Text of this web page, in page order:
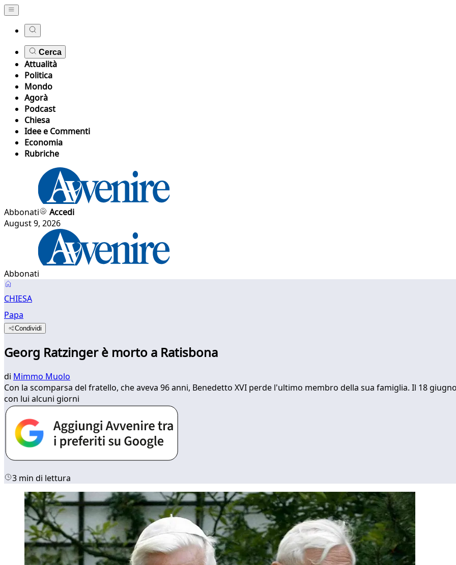
Cerca
Attualità
Politica
Mondo
Agorà
Podcast
Chiesa
Idee e Commenti
Economia
Rubriche
Abbonati
Accedi
August 9, 2026
Abbonati
CHIESA
Papa
Condividi
Georg Ratzinger è morto a Ratisbona
di Mimmo Muolo
Con la scomparsa del fratello, che aveva 96 anni, Benedetto XVI perde l'ultimo membro della sua famiglia. Il 18
con lui alcuni giorni
3 min di lettura